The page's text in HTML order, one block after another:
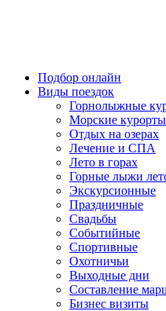
Подбор онлайн
Виды поездок
Горнолыжные
Морские курорты
Отдых на озерах
Лечение и СПА
Лето в горах
Горные лыжи
Экскурсионные
Праздничные
Свадьбы
Событийные
Спортивные
Охотничьи
Выходные дни
Составление
Бизнес визиты